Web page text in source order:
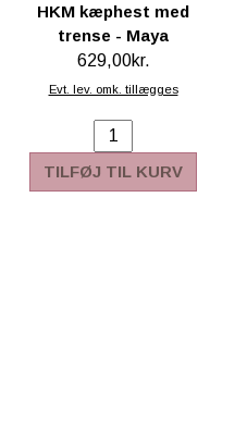
HKM kæphest med
trense - Maya
629,00kr.
Evt. lev. omk. tillægges
TILFØJ TIL KURV